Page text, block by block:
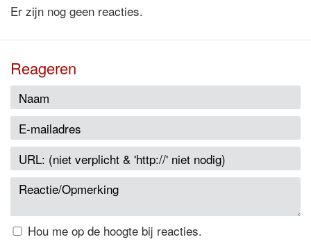
Er zijn nog geen reacties.
Reageren
Hou me op de hoogte bij reacties.